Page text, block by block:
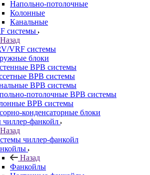
Напольно-потолочные
Колонные
Канальные
системы
Назад
VRF системы
блоки
ВРВ системы
ВРВ системы
ВРВ системы
потолочные ВРВ системы
ВРВ системы
конденсаторные блоки
фанкойл
Назад
чиллер-фанкойл
Назад
Фанкойлы